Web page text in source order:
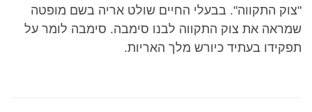
"צוק התקווה". בבעלי החיים שולט אריה בשם מופטה
שמראה את צוק התקווה לבנו סימבה. סימבה לומר על
תפקידו בעתיד כיורש מלך האריות.